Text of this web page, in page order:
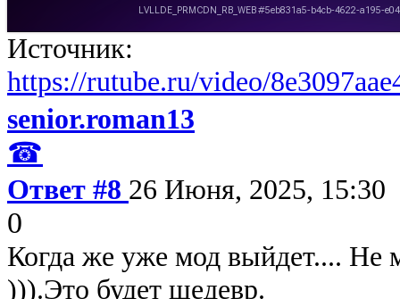
Источник:
https://rutube.ru/video/
senior.roman13
☎
Ответ #8 26 Июня, 2025, 15:30
0
Когда же уже мод выйдет.... Не
))).Это будет шедевр.